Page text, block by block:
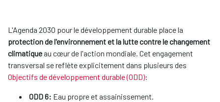
L'Agenda 2030 pour le développement durable place la
protection de l'environnement et la lutte contre le changement
climatiqueau cœur de l'action mondiale. Cet engagement
transversal se reflète explicitement dans plusieurs des
Objectifs de développement durable (ODD):
ODD 6: Eau propre et assainissement.